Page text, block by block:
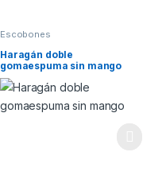
Escobones
Haragán doble
gomaespuma sin mango